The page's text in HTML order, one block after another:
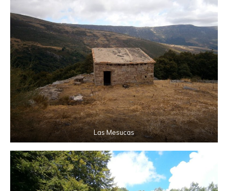
Las Mesucas